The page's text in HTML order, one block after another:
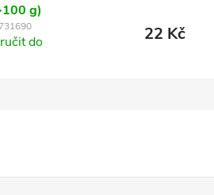
g)
do
22 Kč